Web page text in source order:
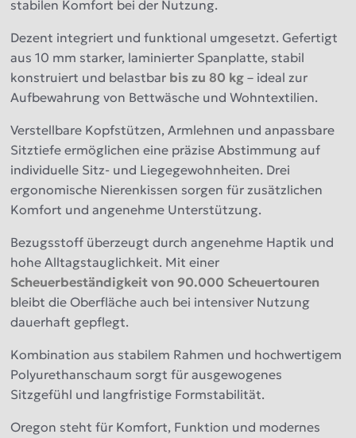
stabilen Komfort bei der Nutzung.
Dezent integriert und funktional umgesetzt. Gefertigt
aus 10 mm starker, laminierter Spanplatte, stabil
konstruiert und belastbar bis zu 80 kg – ideal zur
Aufbewahrung von Bettwäsche und Wohntextilien.
Verstellbare Kopfstützen, Armlehnen und anpassbare
Sitztiefe ermöglichen eine präzise Abstimmung auf
individuelle Sitz- und Liegegewohnheiten. Drei
ergonomische Nierenkissen sorgen für zusätzlichen
Komfort und angenehme Unterstützung.
Bezugsstoff überzeugt durch angenehme Haptik und
hohe Alltagstauglichkeit. Mit einer
Scheuerbeständigkeit von 90.000 Scheuertouren
bleibt die Oberfläche auch bei intensiver Nutzung
dauerhaft gepflegt.
Kombination aus stabilem Rahmen und hochwertigem
Polyurethanschaum sorgt für ausgewogenes
Sitzgefühl und langfristige Formstabilität.
Oregon steht für Komfort, Funktion und modernes